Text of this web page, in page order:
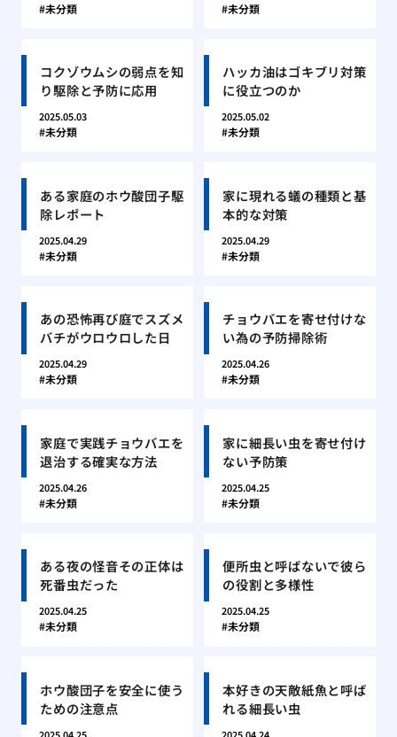
未分類 未分類
コクゾウムシの弱点を知
り駆除と予防に応用
2025.05.03
未分類
ハッカ油はゴキブリ対策
に役立つのか
2025.05.02
未分類
ある家庭のホウ酸団子駆
除レポート
2025.04.29
未分類
家に現れる蟻の種類と基
本的な対策
2025.04.29
未分類
あの恐怖再び庭でスズメ
バチがウロウロした日
2025.04.29
未分類
チョウバエを寄せ付けな
い為の予防掃除術
2025.04.26
未分類
家庭で実践チョウバエを
退治する確実な方法
2025.04.26
未分類
家に細長い虫を寄せ付け
ない予防策
2025.04.25
未分類
ある夜の怪音その正体は
死番虫だった
2025.04.25
未分類
便所虫と呼ばないで彼ら
の役割と多様性
2025.04.25
未分類
ホウ酸団子を安全に使う
ための注意点
本好きの天敵紙魚と呼ば
れる細長い虫